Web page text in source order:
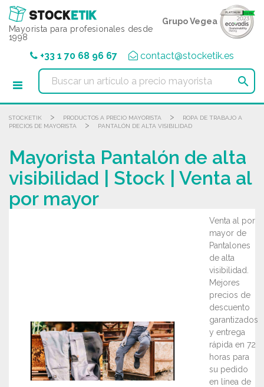
Mayorista para profesionales desde
1998
Grupo Vegea
+33 1 70 68 96 67 contact@stocketik.es

STOCKETIK > PRODUCTOS A PRECIO MAYORISTA >
ROPA DE TRABAJO A
PRECIOS DE MAYORISTA
> PANTALÓN DE ALTA VISIBILIDAD
Mayorista Pantalón de alta
visibilidad | Stock | Venta al
por mayor
Venta al por
mayor de
Pantalones
de alta
visibilidad.
Mejores
precios de
descuento
garantizados
y entrega
rápida en 72
horas para
su pedido
en línea de
Panel de gestión de cookies